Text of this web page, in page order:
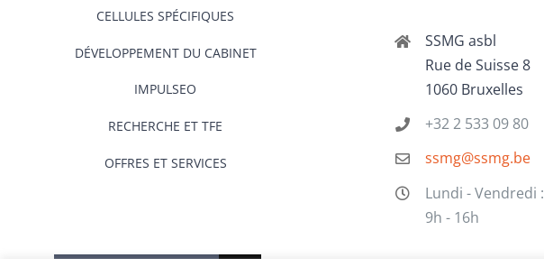
CELLULES SPÉCIFIQUES
DÉVELOPPEMENT DU CABINET
IMPULSEO
RECHERCHE ET TFE
OFFRES ET SERVICES
SSMG asbl
Rue de Suisse 8
1060 Bruxelles
+32 2 533 09 80
ssmg@ssmg.be
Lundi - Vendredi :
9h - 16h